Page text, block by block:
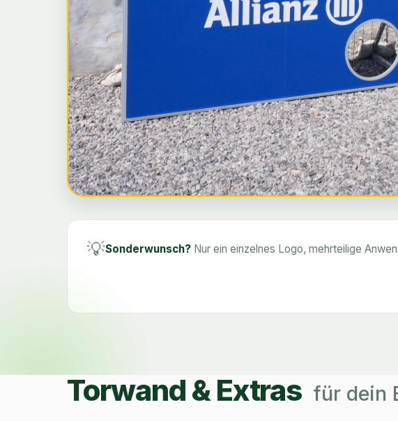
💡Sonderwunsch? Nur ein einzelnes Logo, mehrteilige
Torwand & Extras für dein